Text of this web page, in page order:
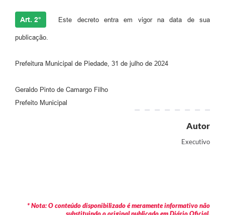
Art. 2° Este decreto entra em vigor na data de sua
publicação.
Prefeitura Municipal de Piedade, 31 de julho de 2024
Geraldo Pinto de Camargo Filho
Prefeito Municipal
Autor
Executivo
* Nota: O conteúdo disponibilizado é meramente informativo não